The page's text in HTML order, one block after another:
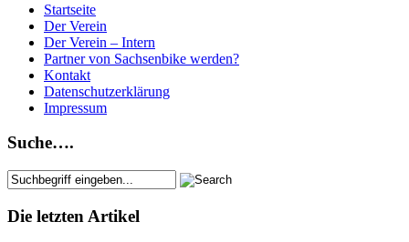
Startseite
Der Verein
Der Verein – Intern
Partner von Sachsenbike werden?
Kontakt
Datenschutzerklärung
Impressum
Suche….
Die letzten Artikel